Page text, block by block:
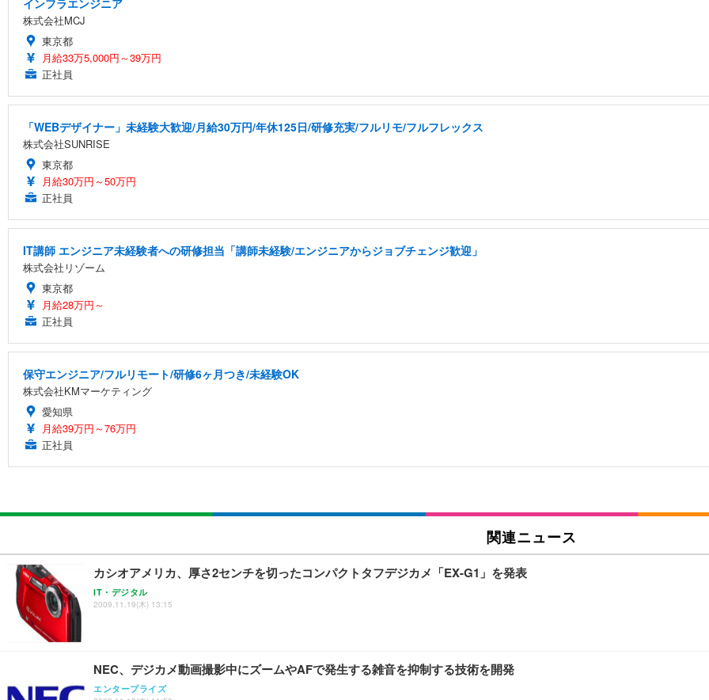
株式会社MCJ
東京都
月給33万5,000円～39万円
正社員
「WEBデザイナー」未経験大歓迎/月給30万円/年休125日/研修充実/フルリモ/フルフレックス
株式会社SUNRISE
東京都
月給30万円～50万円
正社員
IT講師 エンジニア未経験者への研修担当「講師未経験/エンジニアからジョブチェンジ歓迎」
株式会社リゾーム
東京都
月給28万円～
正社員
保守エンジニア/フルリモート/研修6ヶ月つき/未経験OK
株式会社KMマーケティング
愛知県
月給39万円～76万円
正社員
関連ニュース
カシオアメリカ、厚さ2センチを切ったコンパクトタフデジカメ「EX-G1」を発表
IT・デジタル
2009.11.19(木) 13:15
NEC、デジカメ動画撮影中にズームやAFで発生する雑音を抑制する技術を開発
エンタープライズ